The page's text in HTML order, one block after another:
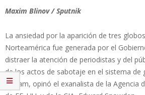
Maxim Blinov / Sputnik
La ansiedad por la aparición de tres
Norteamérica fue generada por el
distraer la atención de periodistas y del
de los actos de sabotaje en el sistema de
Stream, opinó el exanalista de la Agencia